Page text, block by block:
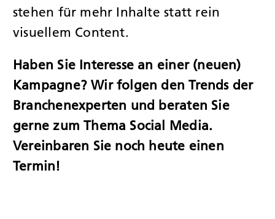
stehen für mehr Inhalte statt rein
visuellem Content.
Haben Sie Interesse an einer (neuen)
Kampagne? Wir folgen den Trends der
Branchenexperten und beraten Sie
gerne zum Thema Social Media.
Vereinbaren Sie noch heute einen
Termin!